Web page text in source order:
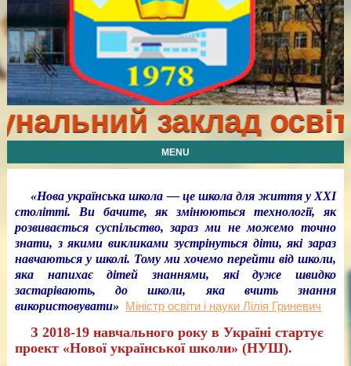
заклад освіти
MENU
«Нова українська школа — це школа для життя у XXI
столітті. Ви бачите, як змінюються технології, як
розвивається суспільство, зараз ми не можемо точно
знати, з якими викликами зустрінуться діти, які зараз
навчаються у школі. Тому ми хочемо перейти від школи,
яка напихає дітей знаннями, які дуже швидко
застарівають, до школи, яка вчить знання
використовувати»
Міністр освіти і науки Лілія Гриневич
З 2018-19 навчального року в Україні стартує
проект «Нової української школи» (НУШ).